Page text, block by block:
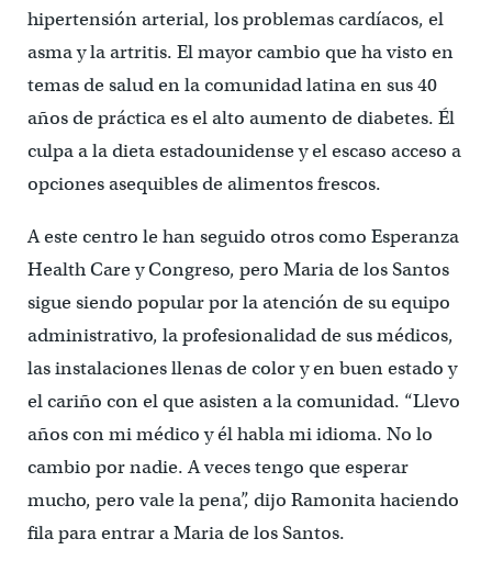
hipertensión arterial, los problemas cardíacos, el
asma y la artritis. El mayor cambio que ha visto en
temas de salud en la comunidad latina en sus 40
años de práctica es el alto aumento de diabetes. Él
culpa a la dieta estadounidense y el escaso acceso a
opciones asequibles de alimentos frescos.
A este centro le han seguido otros como Esperanza
Health Care y Congreso, pero Maria de los Santos
sigue siendo popular por la atención de su equipo
administrativo, la profesionalidad de sus médicos,
las instalaciones llenas de color y en buen estado y
el cariño con el que asisten a la comunidad. “Llevo
años con mi médico y él habla mi idioma. No lo
cambio por nadie. A veces tengo que esperar
mucho, pero vale la pena”, dijo Ramonita haciendo
fila para entrar a Maria de los Santos.